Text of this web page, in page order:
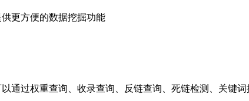
更方便的数据挖掘功能
通过权重查询、收录查询、反链查询、死链检测、关键